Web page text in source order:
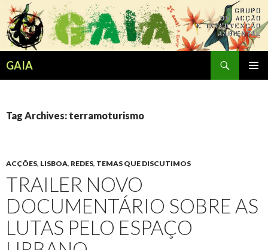
GAIA
Tag Archives: terramoturismo
ACÇÕES, LISBOA, REDES, TEMAS QUE DISCUTIMOS
TRAILER NOVO
DOCUMENTÁRIO SOBRE AS
LUTAS PELO ESPAÇO